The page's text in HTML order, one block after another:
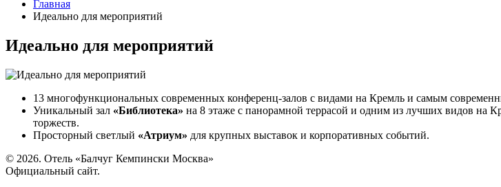
Главная
Идеально для мероприятий
Идеально для мероприятий
13 многофункциональных современных конференц-залов с видами на Кремль и самым
Уникальный зал «Библиотека» на 8 этаже с панорамной террасой и одним из лучших видов
торжеств.
Просторный светлый «Атриум» для крупных выставок и корпоративных событий.
© 2026. Отель «Балчуг Кемпински Москва»
Официальный сайт.